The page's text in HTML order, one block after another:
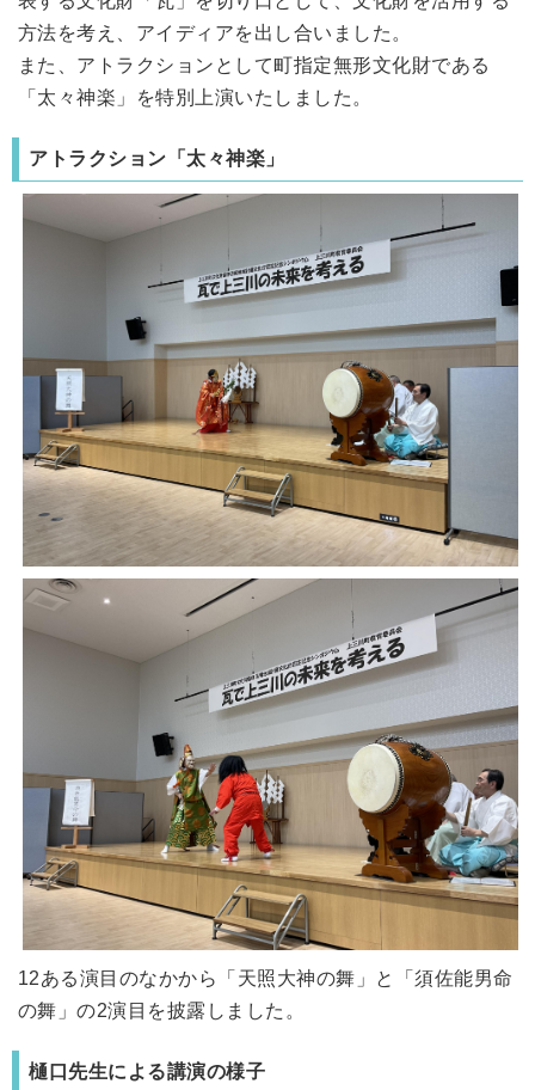
方法を考え、アイディアを出し合いました。
また、アトラクションとして町指定無形文化財である
「太々神楽」を特別上演いたしました。
アトラクション「太々神楽」
12ある演目のなかから「天照大神の舞」と「須佐能男命
の舞」の2演目を披露しました。
樋口先生による講演の様子